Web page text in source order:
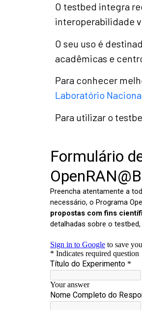
O testbed integra
interoperabilidade
O seu uso é
acadêmicas e
Para conhecer
Laboratório
Para utilizar o